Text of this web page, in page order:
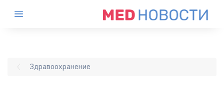
Здравоохранение